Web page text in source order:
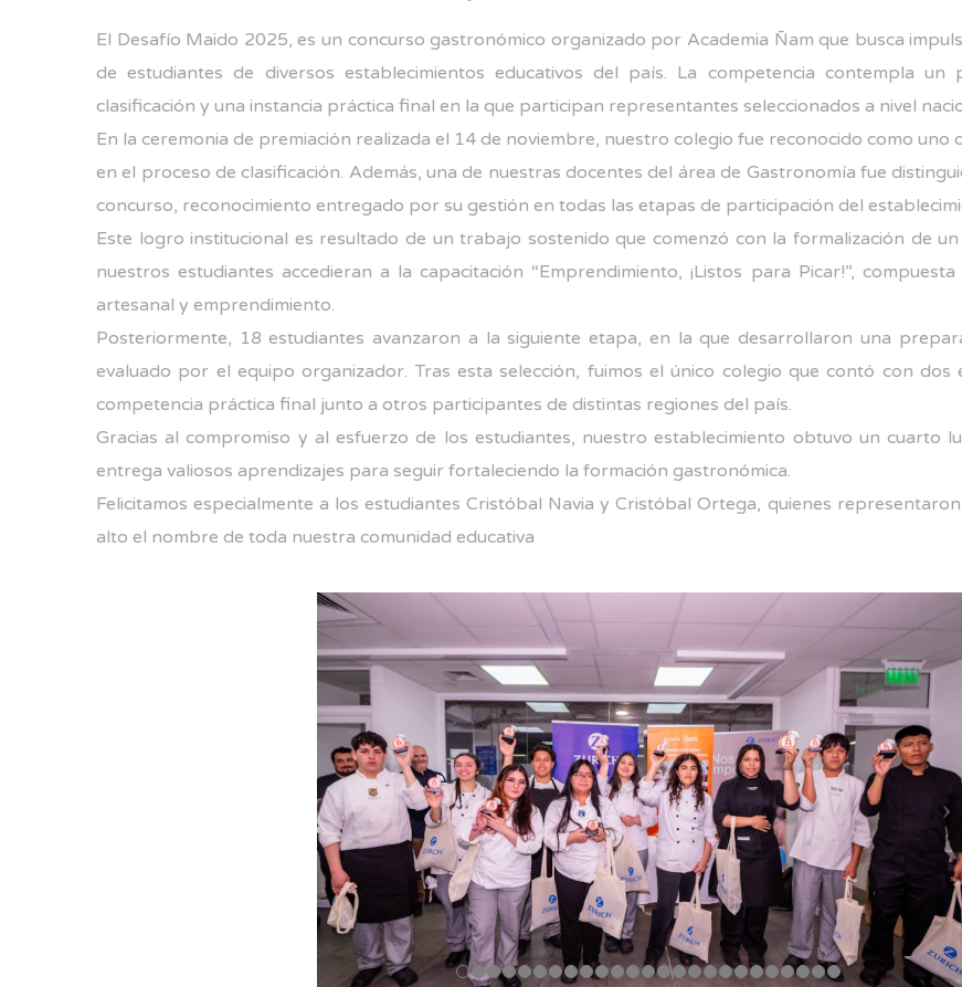
El Desafío Maido 2025, es un concurso gastronómico organizado por Academia Ñam que busca
de estudiantes de diversos establecimientos educativos del país. La competencia contempla
clasificación y una instancia práctica final en la que participan representantes seleccionados a nivel
En la ceremonia de premiación realizada el 14 de noviembre, nuestro colegio fue reconocido como
en el proceso de clasificación. Además, una de nuestras docentes del área de Gastronomía fue
concurso, reconocimiento entregado por su gestión en todas las etapas de participación del
Este logro institucional es resultado de un trabajo sostenido que comenzó con la formalización de
nuestros estudiantes accedieran a la capacitación “Emprendimiento, ¡Listos para Picar!”,
artesanal y emprendimiento.
Posteriormente, 18 estudiantes avanzaron a la siguiente etapa, en la que desarrollaron una
evaluado por el equipo organizador. Tras esta selección, fuimos el único colegio que contó con
competencia práctica final junto a otros participantes de distintas regiones del país.
Gracias al compromiso y al esfuerzo de los estudiantes, nuestro establecimiento obtuvo un cuarto
entrega valiosos aprendizajes para seguir fortaleciendo la formación gastronómica.
Felicitamos especialmente a los estudiantes Cristóbal Navia y Cristóbal Ortega, quienes
alto el nombre de toda nuestra comunidad educativa